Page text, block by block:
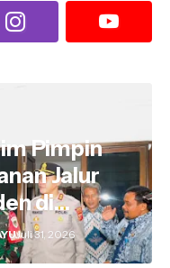
Pimpin
Jalur
di
Juli 31, 2026